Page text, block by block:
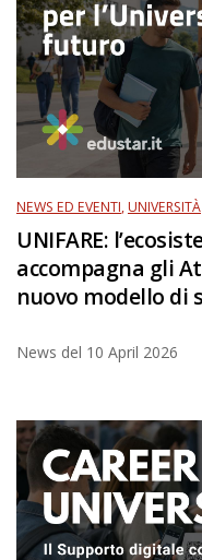
NEWS ED EVENTI,UNIVERSITÀ
UNIFARE:
accompagna gli
nuovo modello di
News del 10 April 2026